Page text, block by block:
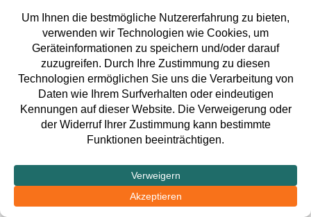
Tel.: +49 (0) 6251 17529 0
Fax: +49 (0) 6251 17529 29
E-Mail:info@asumed.de
Deutschlandweit an Ihrer Seite
Bundesweit vertreten
Berlin
Bremen
Dortmund